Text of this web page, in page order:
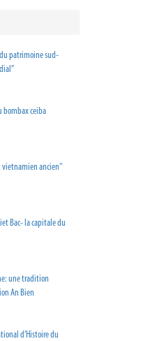
patrimoine sud-
bombax ceiba
vietnamien ancien"
Bac- la capitale du
une tradition
An Bien
d’Histoire du